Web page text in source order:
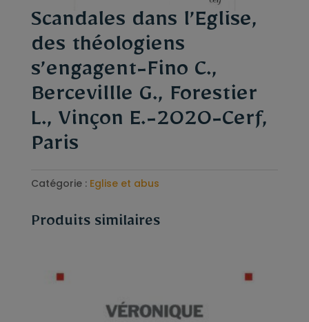
Scandales dans l’Eglise,
des théologiens
s’engagent-Fino C.,
Bercevillle G., Forestier
L., Vinçon E.-2020-Cerf,
Paris
Catégorie : Eglise et abus
Produits similaires